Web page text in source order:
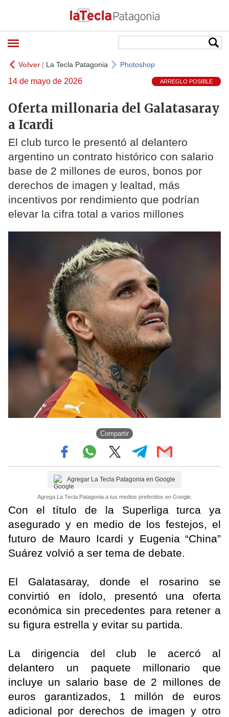
Volver| La Tecla Patagonia Photoshop
14 de mayo de 2026 ARREGLO POSIBLE
Oferta millonaria del Galatasaray
a Icardi
El club turco le presentó al delantero
argentino un contrato histórico con salario
base de 2 millones de euros, bonos por
derechos de imagen y lealtad, más
incentivos por rendimiento que podrían
elevar la cifra total a varios millones
Compartir
Agregar La Tecla Patagonia en Google
Agrega La Tecla Patagonia a tus medios preferidos en Google.
Con el título de la Superliga turca ya
asegurado y en medio de los festejos, el
futuro de Mauro Icardi y Eugenia “China”
Suárez volvió a ser tema de debate.
El Galatasaray, donde el rosarino se
convirtió en ídolo, presentó una oferta
económica sin precedentes para retener a
su figura estrella y evitar su partida.
La dirigencia del club le acercó al
delantero un paquete millonario que
incluye un salario base de 2 millones de
euros garantizados, 1 millón de euros
adicional por derechos de imagen y otro